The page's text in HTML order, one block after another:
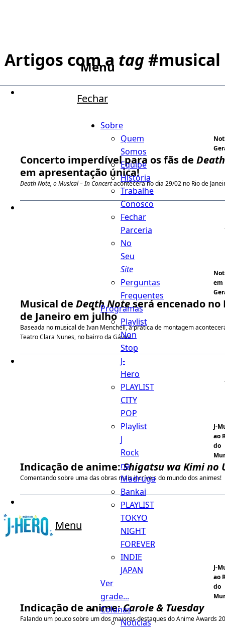
Menu
Menu
Fechar
Sobre
Quem
Somos
Equipe
História
Trabalhe
Conosco
Fechar
Parceria
No
Seu
Site
Perguntas
Frequentes
Programas
Playlist
Non
Stop
J-
Hero
PLAYLIST
CITY
POP
Playlist
J
Rock
na
Madruga
Bankai
PLAYLIST
TOKYO
NIGHT
FOREVER
INDIE
JAPAN
Ver
grade...
Colunas
Notícias
Artigos com a tag#musical
Concerto imperdível para os fãs de
em apresentação única!
Death Note, o Musical – In Concertacontecerá no dia 29/02 no Rio de
em
Musical de Death Noteserá encenado no
de Janeiro em julho
Baseada no musical de Ivan Menchell, a prática de montagem
Teatro Clara Nunes, no bairro da Gávea.
J-
ao
do
Indicação de anime:Shigatsu wa Kimi no
Comentando sobre uma das obras mais incríveis do mundo dos animes!
J-
ao
do
Indicação de anime:Carole & Tuesday
Falando um pouco sobre um dos maiores destaques do Anime Awards